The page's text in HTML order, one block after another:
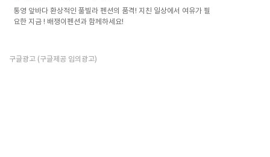
통영 앞바다 환상적인 풀빌라 펜션의 품격! 지친 일상에서 여유가 필
요한 지금 ! 배쟁이펜션과 함께하세요!
구글광고 (구글제공 임의광고)